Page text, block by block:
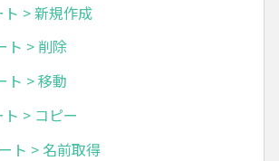
> 新規作成
ト > 削除
ト > 移動
> コピー
ト > 名前取得